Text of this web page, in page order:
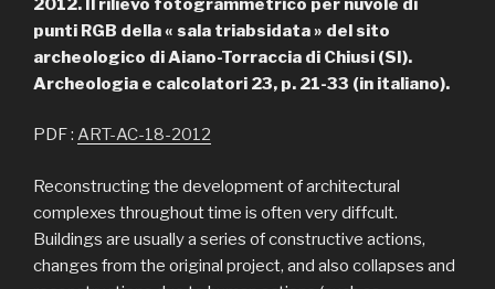
2012. Il rilievo fotogrammetrico per nuvole di
punti RGB della « sala triabsidata » del sito
archeologico di Aiano-Torraccia di Chiusi (SI).
Archeologia e calcolatori 23, p. 21-33 (in italiano).
PDF : ART-AC-18-2012
Reconstructing the development of architectural
complexes throughout time is often very diffcult.
Buildings are usually a series of constructive actions,
changes from the original project, and also collapses and